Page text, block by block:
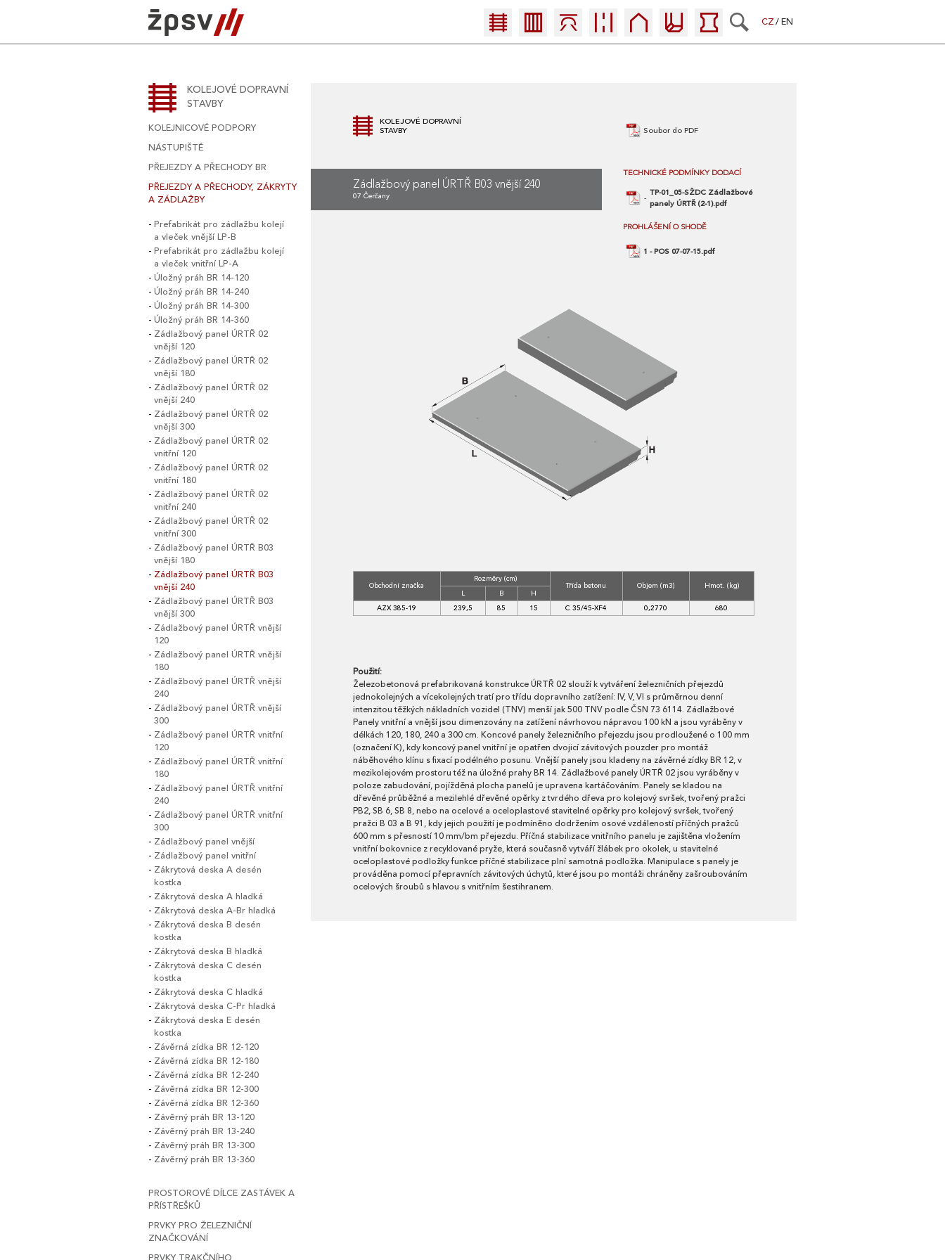
CZ EN
KOLEJOVÉ DOPRAVNÍ
STAVBY
KOLEJNICOVÉ PODPORY
NÁSTUPIŠTĚ
PŘEJEZDY A PŘECHODY BR
PŘEJEZDY A PŘECHODY, ZÁKRYTY
A ZÁDLAŽBY
Prefabrikát pro zádlažbu kolejí
a vleček vnější LP-B
Prefabrikát pro zádlažbu kolejí
a vleček vnitřní LP-A
Úložný práh BR 14-120
Úložný práh BR 14-240
Úložný práh BR 14-300
Úložný práh BR 14-360
Zádlažbový panel ÚRTŘ 02
vnější 120
Zádlažbový panel ÚRTŘ 02
vnější 180
Zádlažbový panel ÚRTŘ 02
vnější 240
Zádlažbový panel ÚRTŘ 02
vnější 300
Zádlažbový panel ÚRTŘ 02
vnitřní 120
Zádlažbový panel ÚRTŘ 02
vnitřní 180
Zádlažbový panel ÚRTŘ 02
vnitřní 240
Zádlažbový panel ÚRTŘ 02
vnitřní 300
Zádlažbový panel ÚRTŘ B03
vnější 180
Zádlažbový panel ÚRTŘ B03
vnější 240
Zádlažbový panel ÚRTŘ B03
vnější 300
Zádlažbový panel ÚRTŘ vnější
120
Zádlažbový panel ÚRTŘ vnější
180
Zádlažbový panel ÚRTŘ vnější
240
Zádlažbový panel ÚRTŘ vnější
300
Zádlažbový panel ÚRTŘ vnitřní
120
Zádlažbový panel ÚRTŘ vnitřní
180
Zádlažbový panel ÚRTŘ vnitřní
240
Zádlažbový panel ÚRTŘ vnitřní
300
Zádlažbový panel vnější
Zádlažbový panel vnitřní
Zákrytová deska A desén
kostka
Zákrytová deska A hladká
Zákrytová deska A-Br hladká
Zákrytová deska B desén
kostka
Zákrytová deska B hladká
Zákrytová deska C desén
kostka
Zákrytová deska C hladká
Zákrytová deska C-Pr hladká
Zákrytová deska E desén
kostka
Závěrná zídka BR 12-120
Závěrná zídka BR 12-180
Závěrná zídka BR 12-240
Závěrná zídka BR 12-300
Závěrná zídka BR 12-360
Závěrný práh BR 13-120
Závěrný práh BR 13-240
Závěrný práh BR 13-300
Závěrný práh BR 13-360
PROSTOROVÉ DÍLCE ZASTÁVEK A
PŘÍSTŘEŠKŮ
PRVKY PRO ŽELEZNIČNÍ
ZNAČKOVÁNÍ
PRVKY TRAKČNÍHO,
KOLEJOVÉ DOPRAVNÍ
STAVBY
Zádlažbový panel ÚRTŘ B03 vnější 240
07 Čerčany
Soubor do PDF
TECHNICKÉ PODMÍNKY DODACÍ
TP-01_05-SŽDC Zádlažbové
panely ÚRTŘ (2-1).pdf
PROHLÁŠENÍ O SHODĚ
1 - POS 07-07-15.pdf
Obchodní značka
Rozměry (cm)
Třída betonu Objem (m3)
Hmot. (kg)
L
B
H
AZX 385-19
239,5 85 15 C 35/45-XF4 0,2770 680
Použití:
Železobetonová prefabrikovaná konstrukce ÚRTŘ 02 slouží k vytváření železničních přejezdů
jednokolejných a vícekolejných tratí pro třídu dopravního zatížení: IV, V, VI s průměrnou denní
intenzitou těžkých nákladních vozidel (TNV) menší jak 500 TNV podle ČSN 73 6114. Zádlažbové
Panely vnitřní a vnější jsou dimenzovány na zatížení návrhovou nápravou 100 kN a jsou vyráběny v
délkách 120, 180, 240 a 300 cm. Koncové panely železničního přejezdu jsou prodloužené o 100 mm
(označení K), kdy koncový panel vnitřní je opatřen dvojicí závitových pouzder pro montáž
náběhového klínu s fixací podélného posunu. Vnější panely jsou kladeny na závěrné zídky BR 12, v
mezikolejovém prostoru též na úložné prahy BR 14. Zádlažbové panely ÚRTŘ 02 jsou vyráběny v
poloze zabudování, pojížděná plocha panelů je upravena kartáčováním. Panely se kladou na
dřevěné průběžné a mezilehlé dřevěné opěrky z tvrdého dřeva pro kolejový svršek, tvořený pražci
PB2, SB 6, SB 8, nebo na ocelové a oceloplastové stavitelné opěrky pro kolejový svršek, tvořený
pražci B 03 a B 91, kdy jejich použití je podmíněno dodržením osové vzdáleností příčných pražců
600 mm s přesností 10 mm/bm přejezdu. Příčná stabilizace vnitřního panelu je zajištěna vložením
vnitřní bokovnice z recyklované pryže, která současně vytváří žlábek pro okolek, u stavitelné
oceloplastové podložky funkce příčné stabilizace plní samotná podložka. Manipulace s panely je
prováděna pomocí přepravních závitových úchytů, které jsou po montáži chráněny zašroubováním
ocelových šroubů s hlavou s vnitřním šestihranem.